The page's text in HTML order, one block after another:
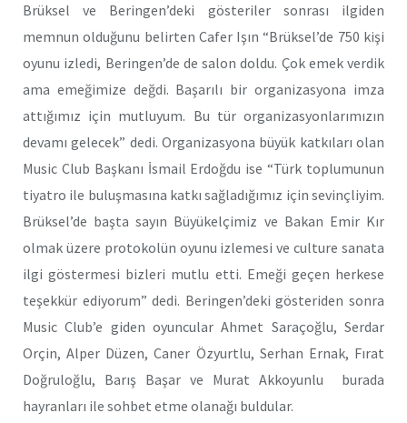
Brüksel ve Beringen’deki gösteriler sonrası ilgiden
memnun olduğunu belirten Cafer Işın “Brüksel’de 750 kişi
oyunu izledi, Beringen’de de salon doldu. Çok emek verdik
ama emeğimize değdi. Başarılı bir organizasyona imza
attığımız için mutluyum. Bu tür organizasyonlarımızın
devamı gelecek” dedi. Organizasyona büyük katkıları olan
Music Club Başkanı İsmail Erdoğdu ise “Türk toplumunun
tiyatro ile buluşmasına katkı sağladığımız için sevinçliyim.
Brüksel’de başta sayın Büyükelçimiz ve Bakan Emir Kır
olmak üzere protokolün oyunu izlemesi ve culture sanata
ilgi göstermesi bizleri mutlu etti. Emeği geçen herkese
teşekkür ediyorum” dedi. Beringen’deki gösteriden sonra
Music Club’e giden oyuncular Ahmet Saraçoğlu, Serdar
Orçin, Alper Düzen, Caner Özyurtlu, Serhan Ernak, Fırat
Doğruloğlu, Barış Başar ve Murat Akkoyunlu burada
hayranları ile sohbet etme olanağı buldular.